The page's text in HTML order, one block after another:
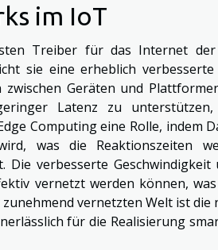
im IoT
Treiber für das Internet
sie eine erheblich
Geräten und
Latenz zu
Computing eine Rolle, indem
was die Reaktionszeiten
verbesserte
vernetzt werden können,
vernetzten Welt ist
für die Realisierung